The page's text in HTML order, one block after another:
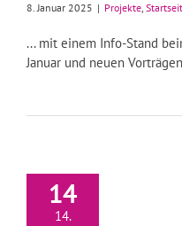
8. Januar 2025 | Projekte,
... mit einem Info-Stand
Januar und neuen
14
14.